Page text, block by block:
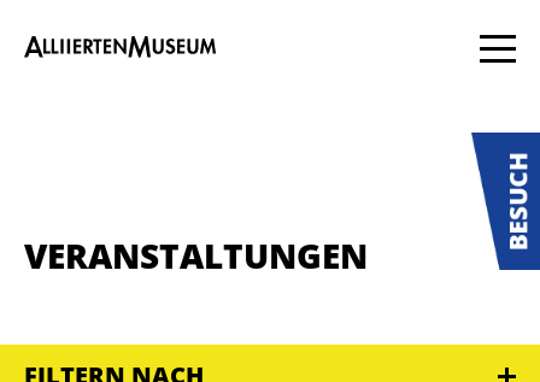
VERANSTALTUNGEN
FILTERN NACH